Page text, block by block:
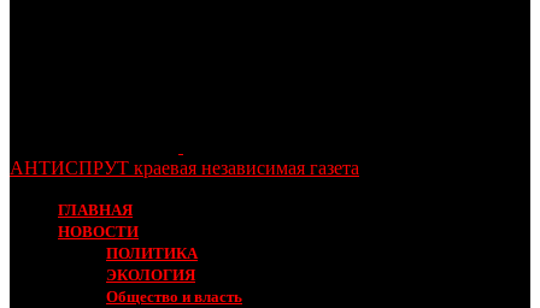
АНТИСПРУТ краевая независимая газета
ГЛАВНАЯ
НОВОСТИ
ПОЛИТИКА
ЭКОЛОГИЯ
Общество и власть